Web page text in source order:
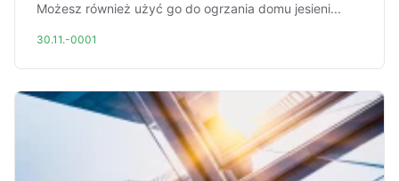
Możesz również użyć go do ogrzania domu jesieni...
30.11.-0001